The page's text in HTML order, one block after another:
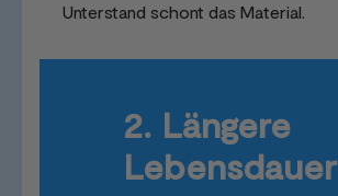
Unterstand schont das Material.
2. Längere
Lebensdauer